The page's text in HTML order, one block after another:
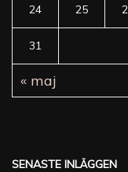
24 25
31
« maj
SENASTE INLÄGGEN